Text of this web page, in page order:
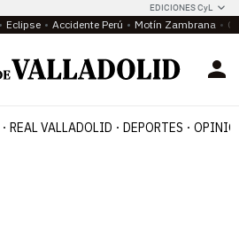
EDICIONES CyL
Eclipse Accidente Perú Motín Zambrana
REAL VALLADOLID DEPORTES